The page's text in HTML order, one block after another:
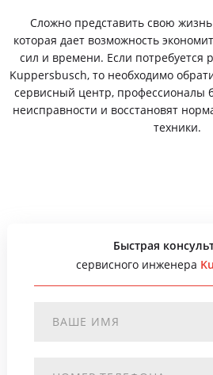
Сложно представить свою
которая дает возможность
сил и времени. Если потребуется
Kuppersbusch, то необходимо
сервисный центр, профессионалы
неисправности и восстановят
техники.
Быстрая
сервисного инженера